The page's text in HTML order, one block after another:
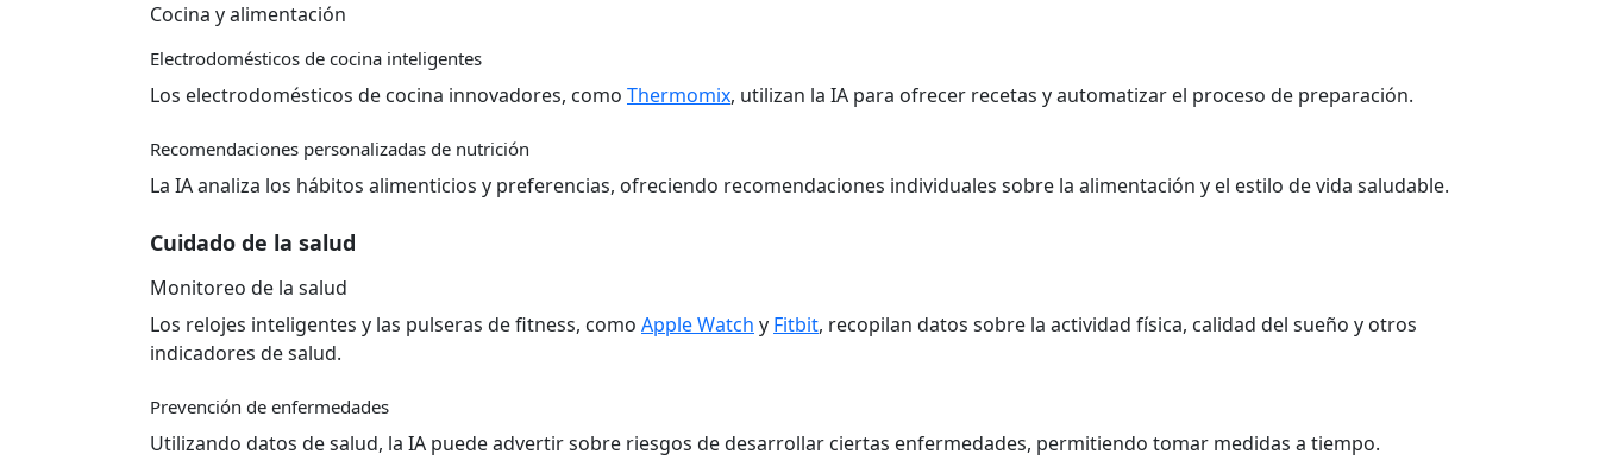
Cocina y alimentación
Electrodomésticos de cocina inteligentes
Los electrodomésticos de cocina innovadores, como Thermomix, utilizan la IA para ofrecer recetas y automatizar el proceso de preparación.
Recomendaciones personalizadas de nutrición
La IA analiza los hábitos alimenticios y preferencias, ofreciendo recomendaciones individuales sobre la alimentación y el estilo de vida saludable.
Cuidado de la salud
Monitoreo de la salud
Los relojes inteligentes y las pulseras de fitness, como Apple Watch y Fitbit, recopilan datos sobre la actividad física, calidad del sueño y otros
indicadores de salud.
Prevención de enfermedades
Utilizando datos de salud, la IA puede advertir sobre riesgos de desarrollar ciertas enfermedades, permitiendo tomar medidas a tiempo.